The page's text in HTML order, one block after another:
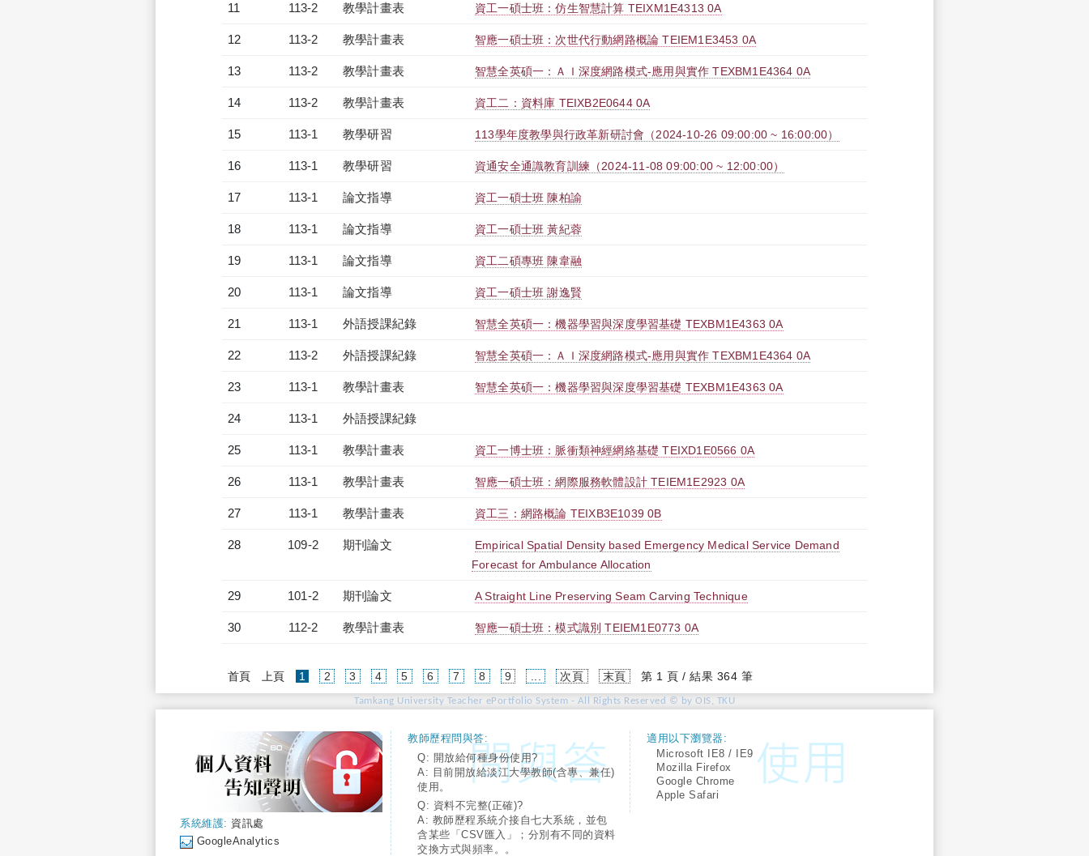
11 113-2 教學計畫表 資工一碩士班：仿生智慧計算 TEIXM1E4313 0A
12 113-2 教學計畫表 智應一碩士班：次世代行動網路概論 TEIEM1E3453 0A
13 113-2 教學計畫表 智慧全英碩一：ＡＩ深度網路模式-應用與實作 TEXBM1E4364 0A
14 113-2 教學計畫表 資工二：資料庫 TEIXB2E0644 0A
15 113-1 教學研習 113學年度教學與行政革新研討會（2024-10-26 09:00:00 ~ 16:00:00）
16 113-1 教學研習 資通安全通識教育訓練（2024-11-08 09:00:00 ~ 12:00:00）
17 113-1 論文指導 資工一碩士班 陳柏諭
18 113-1 論文指導 資工一碩士班 黃紀蓉
19 113-1 論文指導 資工二碩專班 陳韋融
20 113-1 論文指導 資工一碩士班 謝逸賢
21 113-1 外語授課紀錄 智慧全英碩一：機器學習與深度學習基礎 TEXBM1E4363 0A
22 113-2 外語授課紀錄 智慧全英碩一：ＡＩ深度網路模式-應用與實作 TEXBM1E4364 0A
23 113-1 教學計畫表 智慧全英碩一：機器學習與深度學習基礎 TEXBM1E4363 0A
24 113-1 外語授課紀錄
25 113-1 教學計畫表 資工一博士班：脈衝類神經網絡基礎 TEIXD1E0566 0A
26 113-1 教學計畫表 智應一碩士班：網際服務軟體設計 TEIEM1E2923 0A
27 113-1 教學計畫表 資工三：網路概論 TEIXB3E1039 0B
28 109-2 期刊論文
Empirical Spatial Density based Emergency Medical Service Demand
Forecast for Ambulance Allocation
29 101-2 期刊論文 A Straight Line Preserving Seam Carving Technique
30 112-2 教學計畫表 智應一碩士班：模式識別 TEIEM1E0773 0A
首頁 上頁 1 (current)
2 3 4 5 6 7 8 9 次頁 末頁 第 1 頁 / 結果 364 筆
Tamkang University Teacher ePortfolio System - All Rights Reserved © by OIS, TKU
系統維護: 資訊處
GoogleAnalytics
教師歷程問與答:
Q: 開放給何種身份使用?
A: 目前開放給淡江大學教師(含專、兼任)
使用。
Q: 資料不完整(正確)?
A: 教師歷程系統介接自七大系統，並包
含某些「CSV匯入」；分別有不同的資料
交換方式與頻率。。
適用以下瀏覽器:
Microsoft IE8 / IE9
Mozilla Firefox
Google Chrome
Apple Safari